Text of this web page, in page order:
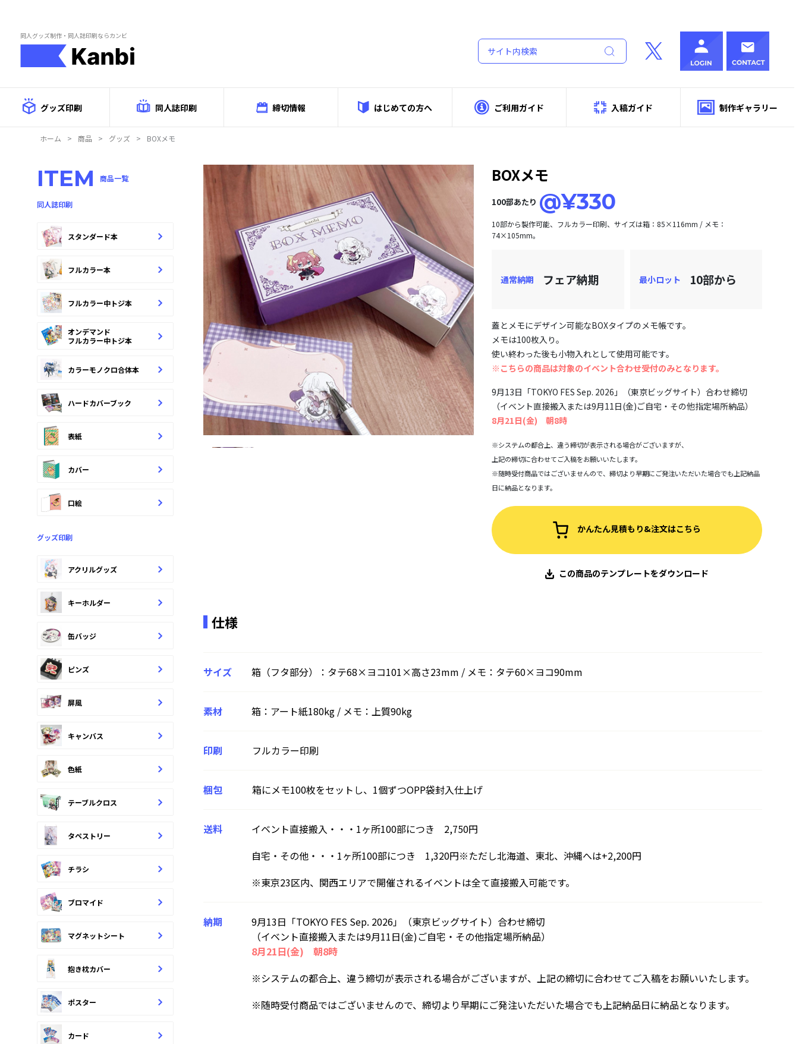
同人グッズ制作・同人誌印刷ならカンビ
グッズ印刷 同人誌印刷 締切情報 はじめての方へ ご利用ガイド 入稿ガイド 制作ギャラリー
ホーム > 商品 > グッズ > BOXメモ
ITEM 商品一覧
同人誌印刷
スタンダード本
フルカラー本
フルカラー中トジ本
オンデマンド
フルカラー中トジ本
カラーモノクロ合体本
ハードカバーブック
表紙
カバー
口絵
グッズ印刷
アクリルグッズ
キーホルダー
缶バッジ
ピンズ
屏風
キャンバス
色紙
テーブルクロス
タペストリー
チラシ
ブロマイド
マグネットシート
抱き枕カバー
ポスター
カード
商品詳細 BOXメモ
100部あたり @¥330
10部から製作可能、フルカラー印刷、サイズは箱：85×116mm / メモ：
74×105mm。
通常納期 フェア納期 最小ロット 10部から
蓋とメモにデザイン可能なBOXタイプのメモ帳です。
メモは100枚入り。
使い終わった後も小物入れとして使用可能です。
※こちらの商品は対象のイベント合わせ受付のみとなります。
9月13日「TOKYO FES Sep. 2026」（東京ビッグサイト）合わせ締切
（イベント直接搬入または9月11日(金)ご自宅・その他指定場所納品）
8月21日(金) 朝8時
※システムの都合上、違う締切が表示される場合がございますが、
上記の締切に合わせてご入稿をお願いいたします。
※随時受付商品ではございませんので、締切より早期にご発注いただいた場合でも上記納品
日に納品となります。
かんたん見積もり&注文はこちら
この商品のテンプレートをダウンロード
仕様
サイズ 箱（フタ部分）：タテ68×ヨコ101×高さ23mm / メモ：タテ60×ヨコ90mm
素材 箱：アート紙180kg / メモ：上質90kg
印刷 フルカラー印刷
梱包 箱にメモ100枚をセットし、1個ずつOPP袋封入仕上げ
送料
イベント直接搬入・・・1ヶ所100部につき 2,750円
自宅・その他・・・1ヶ所100部につき 1,320円※ただし北海道、東北、沖縄へは+2,200円
※東京23区内、関西エリアで開催されるイベントは全て直接搬入可能です。
納期
9月13日「TOKYO FES Sep. 2026」（東京ビッグサイト）合わせ締切
（イベント直接搬入または9月11日(金)ご自宅・その他指定場所納品）
8月21日(金) 朝8時
※システムの都合上、違う締切が表示される場合がございますが、上記の締切に合わせてご入稿をお願いいたします。
※随時受付商品ではございませんので、締切より早期にご発注いただいた場合でも上記納品日に納品となります。